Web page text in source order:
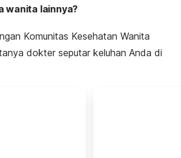
wanita lainnya?
Komunitas Kesehatan Wanita
dokter seputar keluhan Anda di